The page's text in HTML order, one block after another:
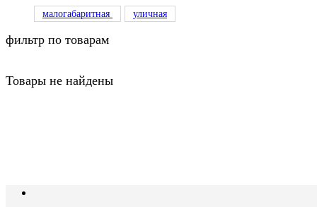
малогабаритная уличная
фильтр по товарам
Товары не найдены